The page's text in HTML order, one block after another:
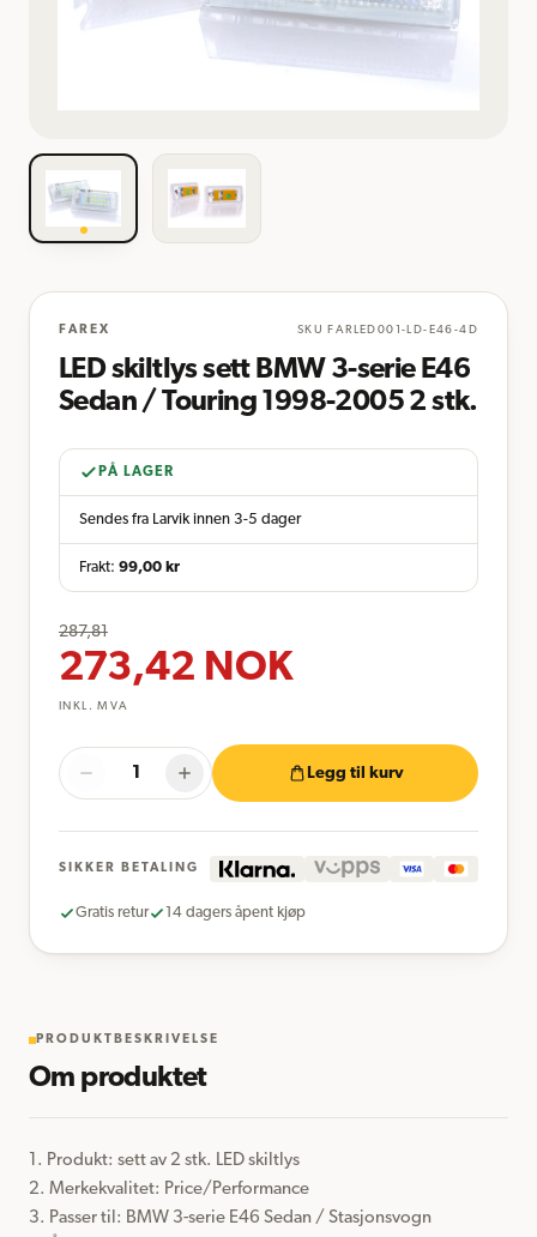
FAREX SKUFARLED001-LD-E46-4D
LED skiltlys sett BMW 3-serie E46
Sedan / Touring 1998-2005 2 stk.
PÅ LAGER
Sendes fra Larvik innen 3-5 dager
Frakt: 99,00 kr
287,81
273,42 NOK
INKL. MVA
Legg til kurv
SIKKER BETALING
Gratis retur 14 dagers åpent kjøp
PRODUKTBESKRIVELSE
Om produktet
1. Produkt: sett av 2 stk. LED skiltlys
2. Merkekvalitet: Price/Performance
3. Passer til: BMW 3-serie E46 Sedan / Stasjonsvogn